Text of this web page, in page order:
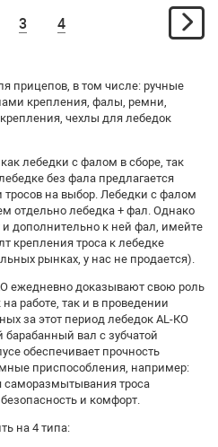
3 4
прицепов, в том числе: ручные
крепления, фалы, ремни,
чехлы для лебедок
лебедки с фалом в сборе, так
без фала предлагается
тросов на выбор. Лебедки с фалом
отдельно лебедка + фал. Однако
и дополнительно к ней фал, имейте
крепления троса к лебедке
рынках, у нас не продается).
ежедневно доказывают свою роль
работе, так и в проведении
за этот период лебедок АL-КО
барабанный вал с зубчатой
обеспечивает прочность
приспособления, например:
саморазмытывания троса
и комфорт.
на 4 типа: